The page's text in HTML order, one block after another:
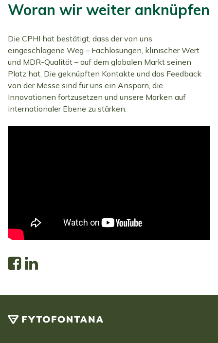
Woran wir weiter anknüpfen
Die CPHI hat bestätigt, dass der von uns
eingeschlagene Weg – Fachlösungen, klinischer Wert
und MDR-Qualität – auf dem globalen Markt seinen
Platz hat. Die geknüpften Kontakte und das Feedback
von der Messe sind für uns ein Ansporn, die
Innovationen fortzusetzen und unsere Marken auf
internationaler Ebene zu stärken.